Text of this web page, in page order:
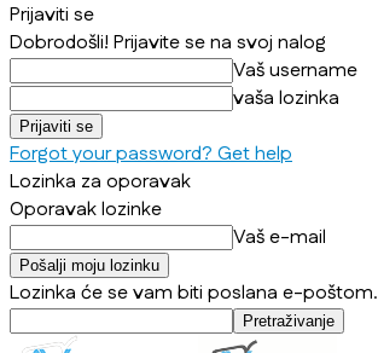
Prijaviti se
Dobrodošli! Prijavite se na svoj nalog
Vaš username
vaša lozinka
Forgot your password? Get help
Lozinka za oporavak
Oporavak lozinke
Vaš e-mail
Lozinka će se vam biti poslana e-poštom.